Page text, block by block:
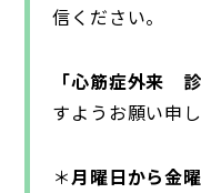
信ください。
「心筋症外来 診
すようお願い申し
＊月曜日から金